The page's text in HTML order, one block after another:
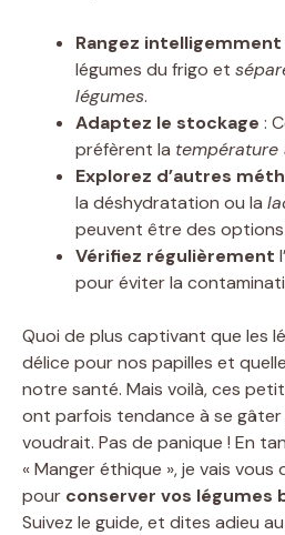
Rangez intelligemment
légumes du frigo et
légumes.
Adaptez le stockage :
préfèrent la température
Explorez d’autres
la déshydratation ou la
peuvent être des
Vérifiez régulièrement
pour éviter la
Quoi de plus captivant que les
délice pour nos papilles et
notre santé. Mais voilà, ces
ont parfois tendance à se gâter
voudrait. Pas de panique ! En
« Manger éthique », je vais
pour conserver vos légumes
Suivez le guide, et dites adieu